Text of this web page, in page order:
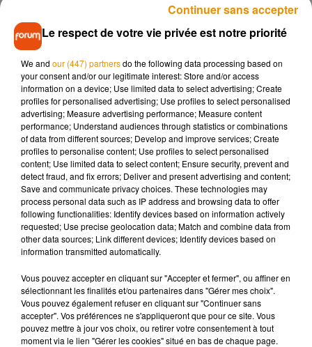
se voiler pouvant même amorcer une dégradation orageuse
sur la partie sud du pays.
#Ascension
sud, samedi sur l'ensemble du pays. �xR�️On devrait
atteindre localement les premiers 30°C dès vendredi en
Aquitaine, Languedoc, Provence. Samedi, 30°C atteints au
sud de la Loire,+ponctuellement au nord.
https://t.co/oAkxOPa1eb
pic.twitter.com/WBwycSgXQf
— Météo-France (@meteofrance)29 mai 2019
Musique
7 août 2026
Madonna sort enfin le remix de « Love
Sensation » avec Kylie Minogue
Le respect de votre vie privée est notre priorité
We and our (447) partnersdo the following data processing based on
your consent and/or our legitimate interest: Store and/or access
information on a device; Use limited data to select advertising; Create
profiles for personalised advertising; Use profiles to select personalised
advertising; Measure advertising performance; Measure content
performance; Understand audiences through statistics or combinations
of data from different sources; Develop and improve services; Create
profiles to personalise content; Use profiles to select personalised
content; Use limited data to select content; Ensure security, prevent and
detect fraud, and fix errors; Deliver and present advertising and content;
Save and communicate privacy choices. These technologies may
process personal data such as IP address and browsing data to offer
following functionalities: Identify devices based on information actively
requested; Use precise geolocation data; Match and combine data from
other data sources; Link different devices; Identify devices based on
information transmitted automatically.
Vous pouvez accepter en cliquant sur "Accepter et fermer", ou affiner en
sélectionnant les finalités et/ou partenaires dans "Gérer mes choix".
Vous pouvez également refuser en cliquant sur "Continuer sans
accepter". Vos préférences ne s'appliqueront que pour ce site. Vous
pouvez mettre à jour vos choix, ou retirer votre consentement à tout
moment via le lien "Gérer les cookies" situé en bas de chaque page.
Continuer sans accepter